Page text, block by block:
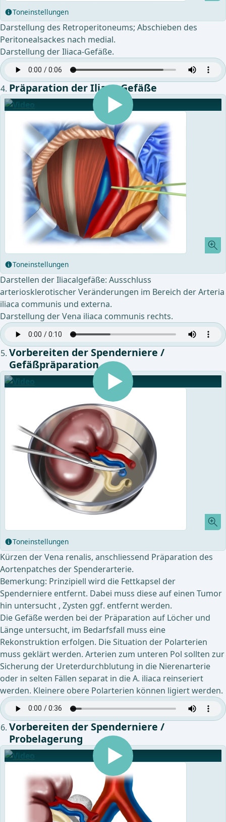
Toneinstellungen
Darstellung des Retroperitoneums; Abschieben des
Peritonealsackes nach medial.
Darstellung der Iliaca-Gefäße.
Präparation der Iliaca-Gefäße
Toneinstellungen
Darstellen der Iliacalgefäße: Ausschluss
arteriosklerotischer Veränderungen im Bereich der Arteria
iliaca communis und externa.
Darstellung der Vena iliaca communis rechts.
Vorbereiten der Spenderniere /
Gefäßpräparation
Toneinstellungen
Kürzen der Vena renalis, anschliessend Präparation des
Aortenpatches der Spenderarterie.
Bemerkung: Prinzipiell wird die Fettkapsel der
Spenderniere entfernt. Dabei muss diese auf einen Tumor
hin untersucht , Zysten ggf. entfernt werden.
Die Gefäße werden bei der Präparation auf Löcher und
Länge untersucht, im Bedarfsfall muss eine
Rekonstruktion erfolgen. Die Situation der Polarterien
muss geklärt werden. Arterien zum unteren Pol sollten zur
Sicherung der Ureterdurchblutung in die Nierenarterie
oder in selten Fällen separat in die A. iliaca reinseriert
werden. Kleinere obere Polarterien können ligiert werden.
Vorbereiten der Spenderniere /
Probelagerung